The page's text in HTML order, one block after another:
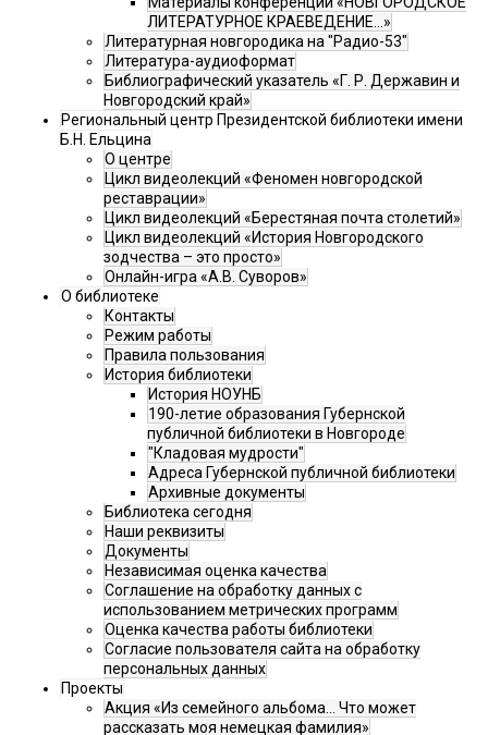
ЛИТЕРАТУРНОЕ КРАЕВЕДЕНИЕ...»
Литературная новгородика на "Радио-53"
Литература-аудиоформат
Библиографический указатель «Г. Р. Державин и
Новгородский край»
Региональный центр Президентской библиотеки имени
Б.Н. Ельцина
О центре
Цикл видеолекций «Феномен новгородской
реставрации»
Цикл видеолекций «Берестяная почта столетий»
Цикл видеолекций «История Новгородского
зодчества – это просто»
Онлайн-игра «А.В. Суворов»
О библиотеке
Контакты
Режим работы
Правила пользования
История библиотеки
История НОУНБ
190-летие образования Губернской
публичной библиотеки в Новгороде
"Кладовая мудрости"
Адреса Губернской публичной библиотеки
Архивные документы
Библиотека сегодня
Наши реквизиты
Документы
Независимая оценка качества
Соглашение на обработку данных с
использованием метрических программ
Оценка качества работы библиотеки
Согласие пользователя сайта на обработку
персональных данных
Проекты
Акция «Из семейного альбома... Что может
рассказать моя немецкая фамилия»